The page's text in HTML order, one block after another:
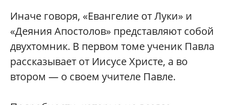
Иначе говоря, «Евангелие от Луки» и
«Деяния Апостолов» представляют собой
двухтомник. В первом томе ученик Павла
рассказывает от Иисусе Христе, а во
втором — о своем учителе Павле.